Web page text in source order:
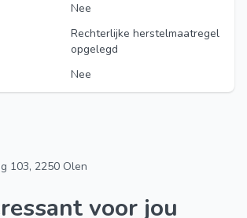
Nee
Rechterlijke herstelmaatregel
opgelegd
Nee
103, 2250 Olen
voor jou